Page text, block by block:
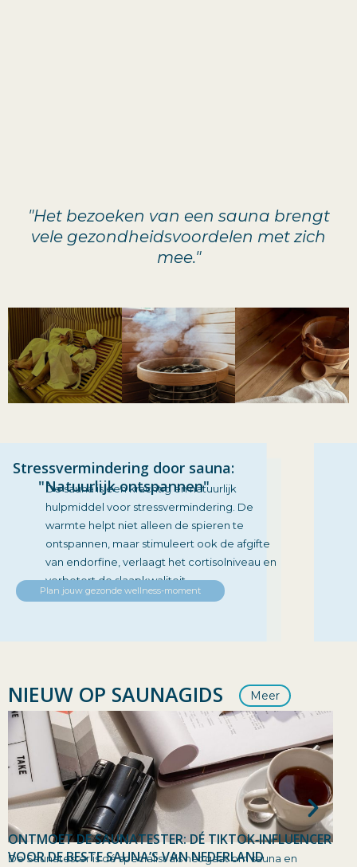
"Het bezoeken van een sauna brengt
vele gezondheidsvoordelen met zich
mee."
Stressvermindering door sauna:
"Natuurlijk ontspannen"
De sauna is een krachtig en natuurlijk
hulpmiddel voor stressvermindering. De
warmte helpt niet alleen de spieren te
ontspannen, maar stimuleert ook de afgifte
van endorfine, verlaagt het cortisolniveau en
verbetert de slaapkwaliteit.
Plan jouw gezonde wellness-moment
NIEUW OP SAUNAGIDS Meer
ONTMOET DE SAUNATESTER: DÉ TIKTOK‑INFLUENCER
VOOR DE BESTE SAUNA’S VAN NEDERLAND
De Saunatester is dé specialist als het gaat om sauna en